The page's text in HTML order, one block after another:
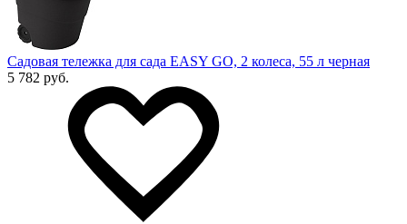
Садовая тележка для сада EASY GO, 2 колеса, 55 л черная
5 782 руб.